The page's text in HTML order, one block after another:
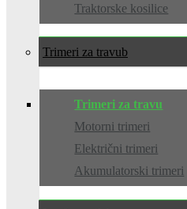
Traktorske kosilice
Trimeri za travu
Trimeri za travu
Motorni trimeri
Električni trimeri
Akumulatorski trimeri